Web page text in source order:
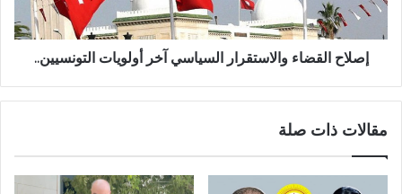
إصلاح القضاء والاستقرار السياسي آخر أولويات التونسيين..
مقالات ذات صلة